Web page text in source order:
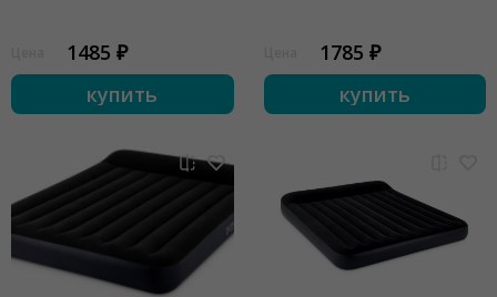
1485 ₽
купить
1785 ₽
купить